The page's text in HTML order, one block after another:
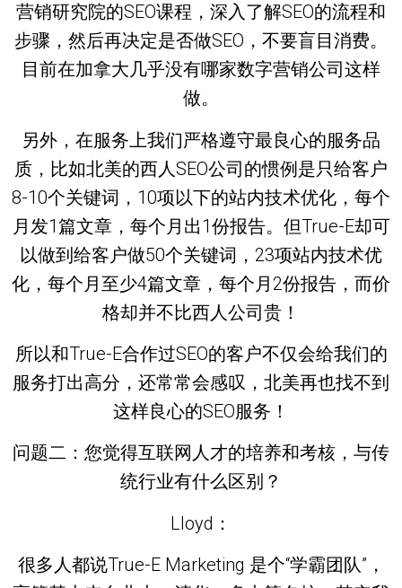
营销研究院的SEO课程，深入了解SEO的流程和
步骤，然后再决定是否做SEO，不要盲目消费。
目前在加拿大几乎没有哪家数字营销公司这样
做。
另外，在服务上我们严格遵守最良心的服务品
质，比如北美的西人SEO公司的惯例是只给客户
8-10个关键词，10项以下的站内技术优化，每个
月发1篇文章，每个月出1份报告。但True-E却可
以做到给客户做50个关键词，23项站内技术优
化，每个月至少4篇文章，每个月2份报告，而价
格却并不比西人公司贵！
所以和True-E合作过SEO的客户不仅会给我们的
服务打出高分，还常常会感叹，北美再也找不到
这样良心的SEO服务！
问题二：您觉得互联网人才的培养和考核，与传
统行业有什么区别？
Lloyd：
很多人都说True-E Marketing 是个“学霸团队”，